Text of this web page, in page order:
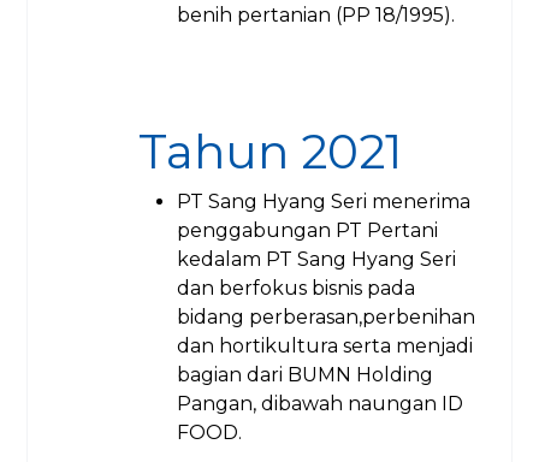
benih pertanian (PP 18/1995).
Tahun 2021
PT Sang Hyang Seri menerima
penggabungan PT Pertani
kedalam PT Sang Hyang Seri
dan berfokus bisnis pada
bidang perberasan,perbenihan
dan hortikultura serta menjadi
bagian dari BUMN Holding
Pangan, dibawah naungan ID
FOOD.